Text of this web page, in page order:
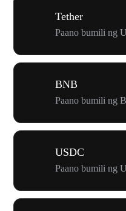
Tether
Paano bumili ng
BNB
Paano bumili ng
USDC
Paano bumili ng